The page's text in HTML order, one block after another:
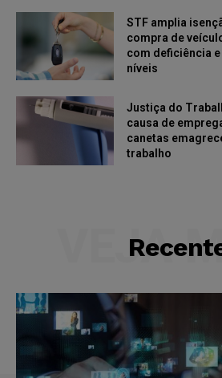
STF amplia
compra de
com deficiência
níveis
Justiça do
causa de
canetas
trabalho
VEJA